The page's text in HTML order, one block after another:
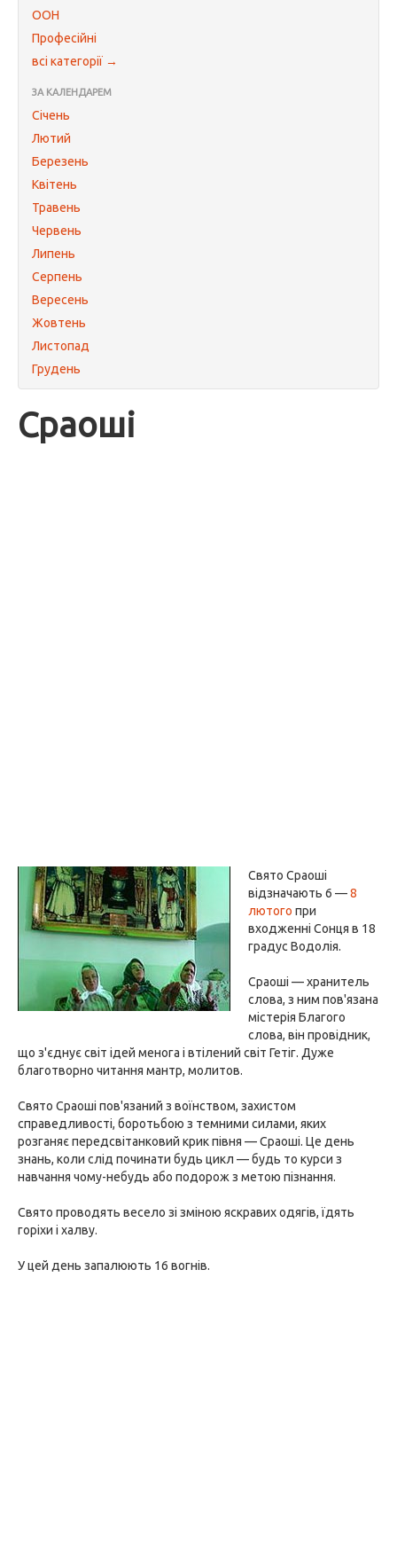
ООН
Професійні
всі категорії →
ЗА КАЛЕНДАРЕМ
Січень
Лютий
Березень
Квітень
Травень
Червень
Липень
Серпень
Вересень
Жовтень
Листопад
Грудень
Сраоші
Свято Сраоші
відзначають 6 —8
лютого при
входженні Сонця в 18
градус Водолія.
Сраоші — хранитель
слова, з ним пов'язана
містерія Благого
слова, він провідник,
що з'єднує світ ідей менога і втілений світ Гетіг. Дуже
благотворно читання мантр, молитов.
Свято Сраоші пов'язаний з воїнством, захистом
справедливості, боротьбою з темними силами, яких
розганяє передсвітанковий крик півня — Сраоші. Це день
знань, коли слід починати будь цикл — будь то курси з
навчання чому-небудь або подорож з метою пізнання.
Свято проводять весело зі зміною яскравих одягів, їдять
горіхи і халву.
У цей день запалюють 16 вогнів.